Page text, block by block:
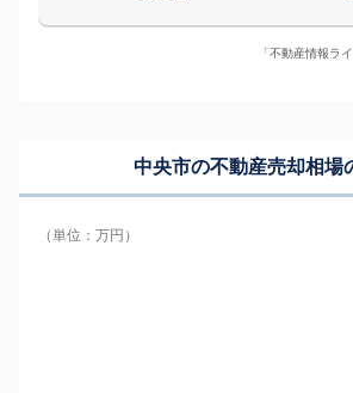
「不動産情報ラ
中央市の不動産売却相場
（単位：万円）